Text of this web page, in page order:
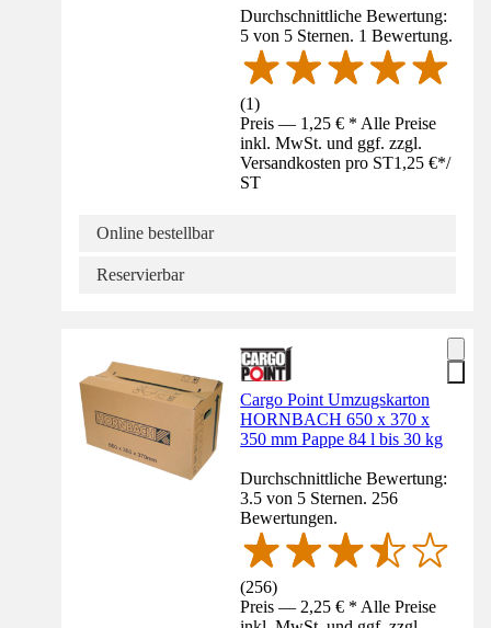
Durchschnittliche Bewertung:
5 von 5 Sternen. 1 Bewertung.
(1)
Preis — 1,25 € * Alle Preise
inkl. MwSt. und ggf. zzgl.
Versandkosten pro ST1,25 €*/
ST
Online bestellbar
Reservierbar
Cargo Point Umzugskarton
HORNBACH 650 x 370 x
350 mm Pappe 84 l bis 30 kg
Durchschnittliche Bewertung:
3.5 von 5 Sternen. 256
Bewertungen.
(256)
Preis — 2,25 € * Alle Preise